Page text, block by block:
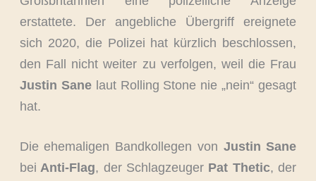
erstattete. Der angebliche Übergriff ereignete
sich 2020, die Polizei hat kürzlich beschlossen,
den Fall nicht weiter zu verfolgen, weil die Frau
Justin Sanelaut Rolling Stone nie „nein“ gesagt
hat.
Die ehemaligen Bandkollegen von Justin Sane
bei Anti-Flag, der Schlagzeuger Pat Thetic, der